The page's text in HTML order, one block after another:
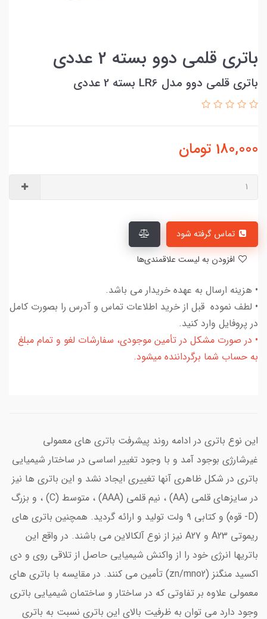
باتری قلمی دوو بسته 2 عددی
باتری قلمی دوو مدل LR6 بسته 2 عددی
180,000 تومان
تماس گرفته شود
• هزینه ارسال به عهده خریدار می باشد.
• لطف نموده قبل از خرید اطلاعات تماس و آدرس را بصورت کامل
در پروفایل وارد کنید.
• در صورت مشکل در تأمین موجودی، سفارشات لغو و تمام مبلغ
به حساب شما برگرداننده میشود.
این نوع باتری در ادامه روند پیشرفت باتری های معمولی
غیرشارژی بوجود آمد و با وجود تغییر اساسی در ساختار شیمیایی
باتری در شکل ظاهری آنها تغییری ایجاد نشد و این باتری ها نیز
در سایزهای قلمی (AA) ، نیم قلمی (AAA) ، متوسط (C) ، و بزرگ
(D- قوه) و کتابی ۹ ولت تولید و ارائه گردید. همچنین باتری های
ریموتی A23 و A27 نیز از نوع آلکالاین می باشند. در واقع این
باتریها انرژی خود را از واکنش شیمیایی حاصل از تلاقی روی و دی
اکسید منگنز (zn/mno2) تأمین می کنند. در مقایسه با باتری های
معمولی علاوه بر تفاوتی که در ساختار و ساختمان شیمیایی باتری
وجود دارد می توان به ظرفیت بالای این باتری نسبت به باتری